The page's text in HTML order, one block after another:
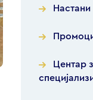
Настани
Центар